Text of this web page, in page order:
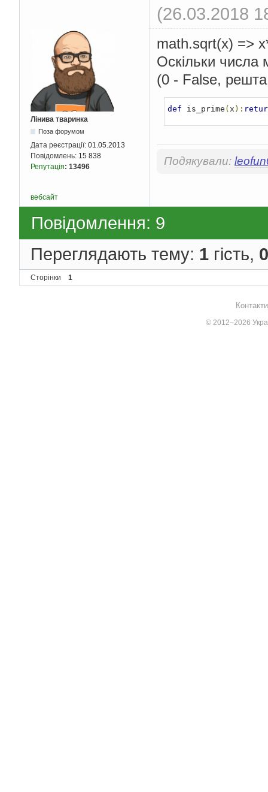
(26.03.2018
Лінива тваринка
Поза форумом
Дата реєстрації: 01.05.2013
Повідомлень: 15 838
Репутація: 13496
math.sqrt(x) =>
Оскільки числа
(0 - False,
def is_prime ( x ):
Подякували:
вебсайт
Повідомлення: 9
Переглядають тему: 1 гість, 0
Сторінки 1
© 2012–2026